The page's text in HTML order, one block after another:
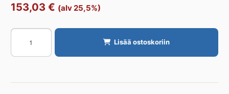
153,03 € (alv 25,5%)
Laippatiiviste
1514-
KLINGER
Lisää ostoskoriin